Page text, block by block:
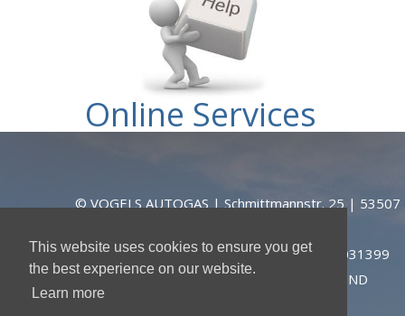
Online Services
© VOGELS AUTOGAS | Schmittmannstr. 25 | 53507
+49(0)26439031398 | FAX+49(0)26439031399
|ALLGEMEINE LIEFER-, GARANTIE- UND
This website uses cookies to ensure you get
the best experience on our website.
Learn more